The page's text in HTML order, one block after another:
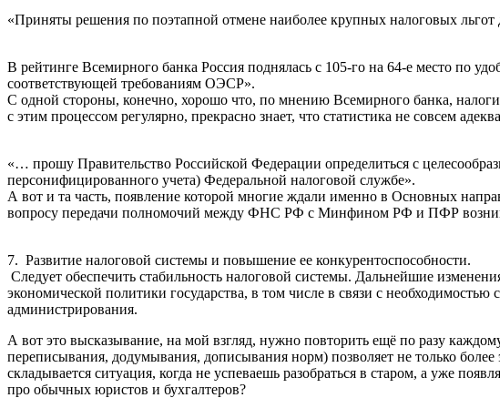
«Приняты решения по поэтапной отмене наиболее крупных налоговых
В рейтинге Всемирного банка Россия поднялась с 105-го на 64-е место по
соответствующей требованиям ОЭСР».
С одной стороны, конечно, хорошо что, по мнению Всемирного банка, налоги
с этим процессом регулярно, прекрасно знает, что статистика не совсем
«… прошу Правительство Российской Федерации определиться с
персонифицированного учета) Федеральной налоговой службе».
А вот и та часть, появление которой многие ждали именно в Основных
вопросу передачи полномочий между ФНС РФ с Минфином РФ и ПФР
7. Развитие налоговой системы и повышение ее конкурентоспособности.
Следует обеспечить стабильность налоговой системы. Дальнейшие
экономической политики государства, в том числе в связи с
администрирования.
А вот это высказывание, на мой взгляд, нужно повторить ещё по разу
переписывания, додумывания, дописывания норм) позволяет не только
складывается ситуация, когда не успеваешь разобраться в старом, а уже
про обычных юристов и бухгалтеров?